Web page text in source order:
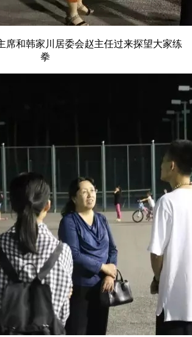
和韩家川居委会赵主任过来探望大家练
拳